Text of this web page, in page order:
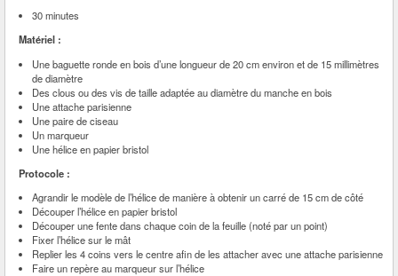
30 minutes
Matériel :
Une baguette ronde en bois d’une longueur de 20 cm environ et de 15 millimètres
de diamètre
Des clous ou des vis de taille adaptée au diamètre du manche en bois
Une attache parisienne
Une paire de ciseau
Un marqueur
Une hélice en papier bristol
Protocole :
Agrandir le modèle de l’hélice de manière à obtenir un carré de 15 cm de côté
Découper l’hélice en papier bristol
Découper une fente dans chaque coin de la feuille (noté par un point)
Fixer l’hélice sur le mât
Replier les 4 coins vers le centre afin de les attacher avec une attache parisienne
Faire un repère au marqueur sur l’hélice